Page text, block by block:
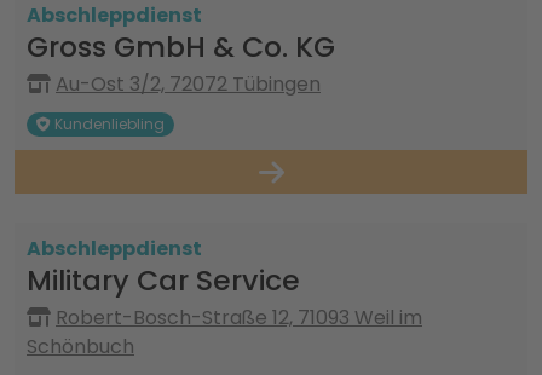
Abschleppdienst
Gross GmbH & Co. KG
Au-Ost 3/2, 72072 Tübingen
Kundenliebling
Abschleppdienst
Military Car Service
Robert-Bosch-Straße 12, 71093 Weil im
Schönbuch